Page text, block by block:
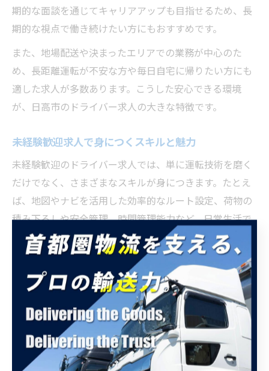
期的な面談を通じてキャリアアップも目指せるため、長
期的な視点で働き続けたい方にもおすすめです。
また、地場配送や決まったエリアでの業務が中心のた
め、長距離運転が不安な方や毎日自宅に帰りたい方にも
適した求人が多数あります。こうした安心できる環境
が、日高市のドライバー求人の大きな特徴です。
未経験歓迎求人で身につくスキルと魅力
未経験歓迎のドライバー求人では、単に運転技術を磨く
だけでなく、さまざまなスキルが身につきます。たとえ
ば、地図やナビを活用した効率的なルート設定、荷物の
積み下ろしや安全管理、時間管理能力など、日常生活で
も役立つ実践的な力が養われます。
また、職場によってはコミュニケーション能力やチーム
ワークも重視されるため、同僚やお客様と円滑にやり取
りをする経験を積むことができます。これにより、運送
業界でのキャリアアップはもちろん、今後の転職や他業
種へのチャレンジにも活かせる汎用的なスキルが身につ
きます。